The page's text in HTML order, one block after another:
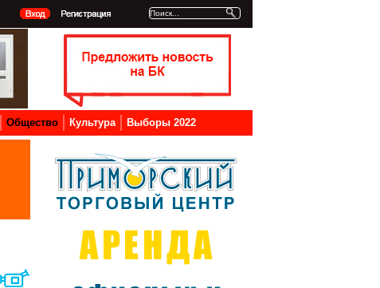
Общество Культура Выборы 2022